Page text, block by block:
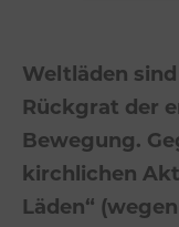
Weltläden
Rückgrat der
Bewegung.
kirchlichen
Läden“